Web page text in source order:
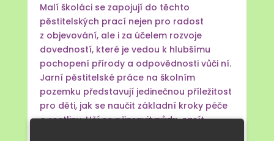
Malí školáci se zapojují do těchto
pěstitelských prací nejen pro radost
z objevování, ale i za účelem rozvoje
dovedností, které je vedou k hlubšímu
pochopení přírody a odpovědnosti vůči ní.
Jarní pěstitelské práce na školním
pozemku představují jedinečnou příležitost
pro děti, jak se naučit základní kroky péče
o rostliny. Učí se připravit půdu, zasít